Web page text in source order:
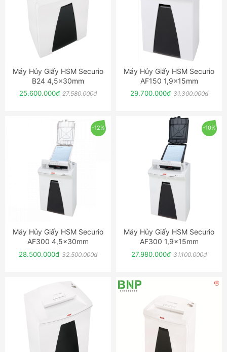
ĐẶT NGAY
Máy Hủy Giấy HSM Securio
B24 4,5x30mm
25.600.000đ 27.580.000đ
ĐẶT NGAY
Máy Hủy Giấy HSM Securio
AF150 1,9x15mm
29.700.000đ 31.300.000đ
-12%
ĐẶT NGAY
Máy Hủy Giấy HSM Securio
AF300 4,5x30mm
28.500.000đ 32.500.000đ
-10%
ĐẶT NGAY
Máy Hủy Giấy HSM Securio
AF300 1,9x15mm
27.980.000đ 31.100.000đ